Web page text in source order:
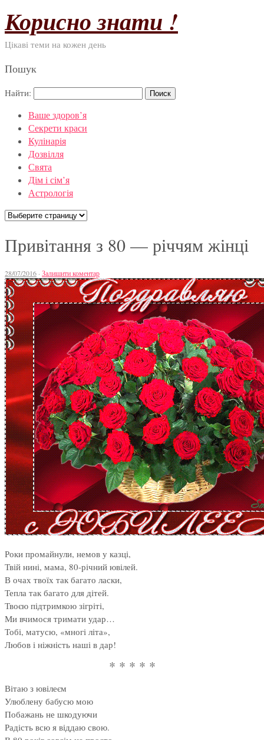
Корисно знати !
Цікаві теми на кожен день
Пошук
Найти:
Ваше здоров’я
Секрети краси
Кулінарія
Дозвілля
Свята
Дім і сім’я
Астрологія
Привітання з 80 — річчям жінці
28/07/2016 · Залишити коментар
Роки промайнули, немов у казці,
Твій нині, мама, 80-річний ювілей.
В очах твоїх так багато ласки,
Тепла так багато для дітей.
Твоєю підтримкою зігріті,
Ми вчимося тримати удар…
Тобі, матусю, «многі літа»,
Любов і ніжність наші в дар!
* * * * *
Вітаю з ювілеєм
Улюблену бабусю мою
Побажань не шкодуючи
Радість всю я віддаю свою.